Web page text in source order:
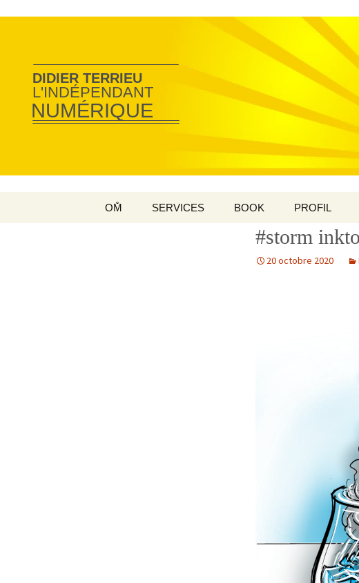
DIDIER TERRIEU
L'INDÉPENDANT
NUMÉRIQUE
OM̐ SERVICES BOOK PROFIL
#storm
20 octobre 2020